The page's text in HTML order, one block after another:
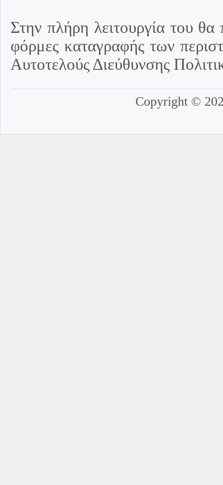
Στην πλήρη λειτουργία του
φόρμες καταγραφής των
Αυτοτελούς Διεύθυνσης
Copyright ©